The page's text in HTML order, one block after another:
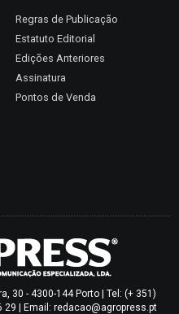
Regras de Publicação
Estatuto Editorial
Edições Anteriores
Assinatura
Pontos de Venda
30 - 4300-144 Porto | Tel: (+ 351)
29 | Email: redacao@agropress.pt